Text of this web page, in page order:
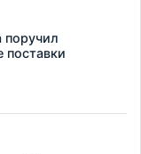
поручил
поставки